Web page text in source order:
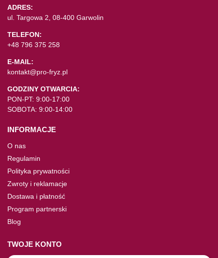
ADRES:
ul. Targowa 2, 08-400 Garwolin
TELEFON:
+48 796 375 258
E-MAIL:
kontakt@pro-fryz.pl
GODZINY OTWARCIA:
PON-PT: 9:00-17:00
SOBOTA: 9:00-14:00
INFORMACJE
O nas
Regulamin
Polityka prywatności
Zwroty i reklamacje
Dostawa i płatność
Program partnerski
Blog
TWOJE KONTO